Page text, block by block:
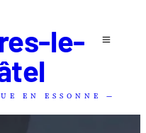
le-
EN ESSONNE —